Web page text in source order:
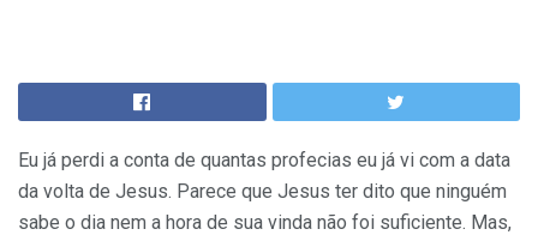
Eu já perdi a conta de quantas profecias eu já vi com a data
da volta de Jesus. Parece que Jesus ter dito que ninguém
sabe o dia nem a hora de sua vinda não foi suficiente. Mas,